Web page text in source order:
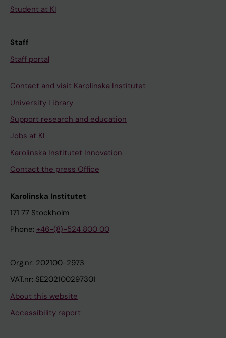
Student at KI
Staff
Staff portal
Contact and visit Karolinska Institutet
University Library
Support research and education
Jobs at KI
Karolinska Institutet Innovation
Contact the press Office
Karolinska Institutet
171 77 Stockholm
Phone: +46-(8)-524 800 00
Org.nr: 202100-2973
VAT.nr: SE202100297301
About this website
Accessibility report